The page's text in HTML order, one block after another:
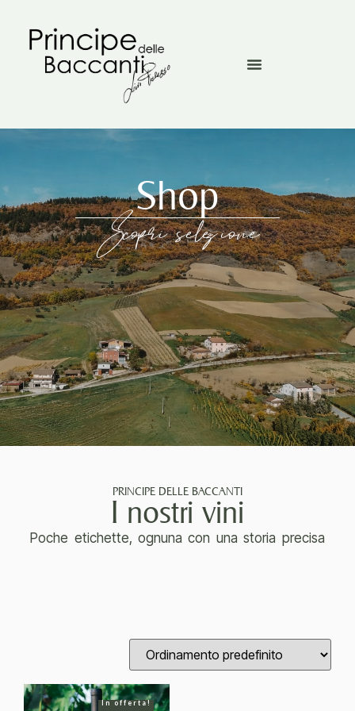
Shop
Scopri selezione
PRINCIPE DELLE BACCANTI
I nostri vini
Poche etichette, ognuna con una storia precisa
In offerta!